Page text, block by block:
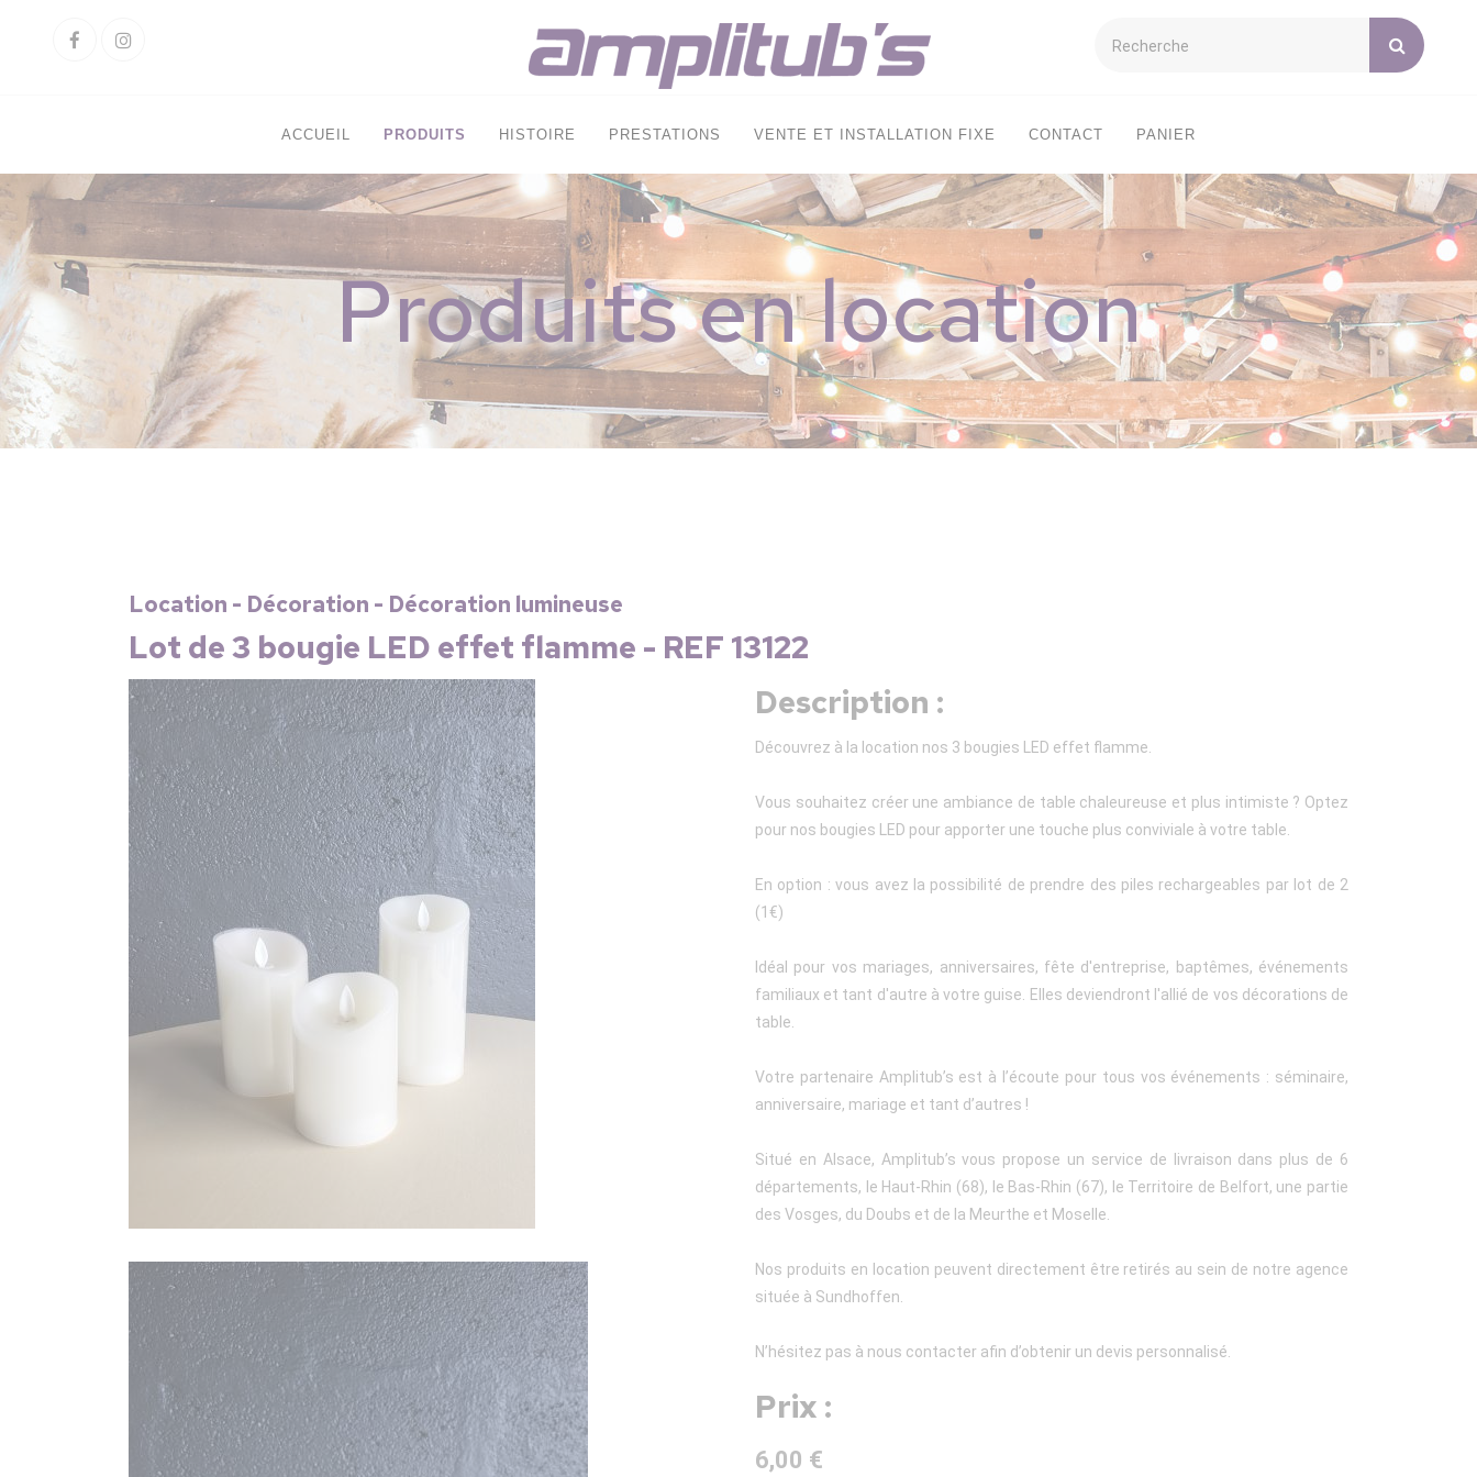
FacebookInstagram
ACCUEIL PRODUITS HISTOIRE PRESTATIONS VENTE ET INSTALLATION FIXE CONTACT PANIER
Produits en location
Location - Décoration - Décoration lumineuse
Lot de 3 bougie LED effet flamme - REF 13122
Description :
Découvrez à la location nos 3 bougies LED effet flamme.
Vous souhaitez créer une ambiance de table chaleureuse et plus intimiste ? Optez
pour nos bougies LED pour apporter une touche plus conviviale à votre table.
En option : vous avez la possibilité de prendre des piles rechargeables par lot de 2
(1€)
Idéal pour vos mariages, anniversaires, fête d'entreprise, baptêmes, événements
familiaux et tant d'autre à votre guise. Elles deviendront l'allié de vos décorations de
table.
Votre partenaire Amplitub’s est à l’écoute pour tous vos événements : séminaire,
anniversaire, mariage et tant d’autres !
Situé en Alsace, Amplitub’s vous propose un service de livraison dans plus de 6
départements, le Haut-Rhin (68), le Bas-Rhin (67), le Territoire de Belfort, une partie
des Vosges, du Doubs et de la Meurthe et Moselle.
Nos produits en location peuvent directement être retirés au sein de notre agence
située à Sundhoffen.
N’hésitez pas à nous contacter afin d’obtenir un devis personnalisé.
Prix :
6,00 €